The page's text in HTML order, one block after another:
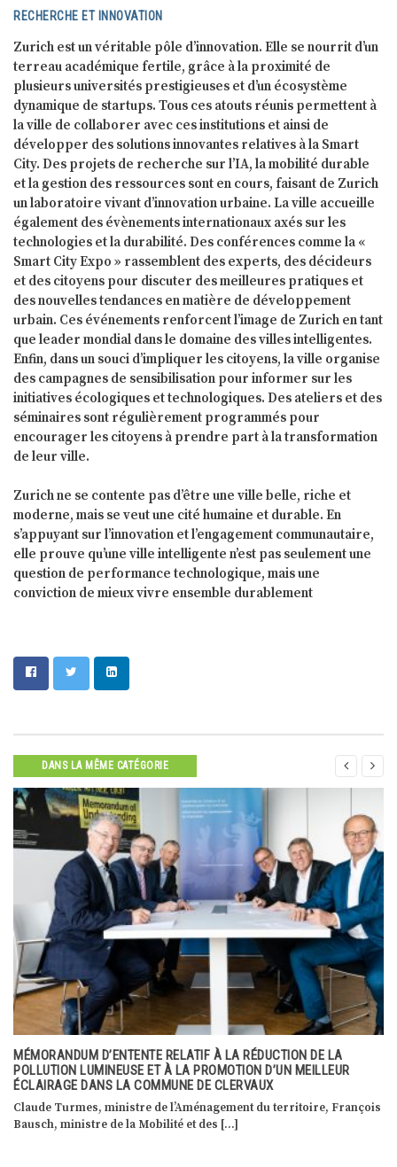
RECHERCHE ET INNOVATION
Zurich est un véritable pôle d’innovation. Elle se nourrit d’un
terreau académique fertile, grâce à la proximité de
plusieurs universités prestigieuses et d’un écosystème
dynamique de startups. Tous ces atouts réunis permettent à
la ville de collaborer avec ces institutions et ainsi de
développer des solutions innovantes relatives à la Smart
City. Des projets de recherche sur l’IA, la mobilité durable
et la gestion des ressources sont en cours, faisant de Zurich
un laboratoire vivant d’innovation urbaine. La ville accueille
également des évènements internationaux axés sur les
technologies et la durabilité. Des conférences comme la «
Smart City Expo » rassemblent des experts, des décideurs
et des citoyens pour discuter des meilleures pratiques et
des nouvelles tendances en matière de développement
urbain. Ces événements renforcent l’image de Zurich en tant
que leader mondial dans le domaine des villes intelligentes.
Enfin, dans un souci d’impliquer les citoyens, la ville organise
des campagnes de sensibilisation pour informer sur les
initiatives écologiques et technologiques. Des ateliers et des
séminaires sont régulièrement programmés pour
encourager les citoyens à prendre part à la transformation
de leur ville.
Zurich ne se contente pas d’être une ville belle, riche et
moderne, mais se veut une cité humaine et durable. En
s’appuyant sur l’innovation et l’engagement communautaire,
elle prouve qu’une ville intelligente n’est pas seulement une
question de performance technologique, mais une
conviction de mieux vivre ensemble durablement
DANS LA MÊME CATÉGORIE
MÉMORANDUM D’ENTENTE RELATIF À LA RÉDUCTION DE LA
POLLUTION LUMINEUSE ET À LA PROMOTION D’UN MEILLEUR
ÉCLAIRAGE DANS LA COMMUNE DE CLERVAUX
Claude Turmes, ministre de l’Aménagement du territoire, François
Bausch, ministre de la Mobilité et des […]
 